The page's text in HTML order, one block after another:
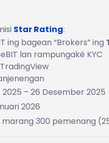
Star Rating:
ing bagean “Brokers” ing
lan rampungaké KYC
– 26 Desember 2025
2026
300 pemenang